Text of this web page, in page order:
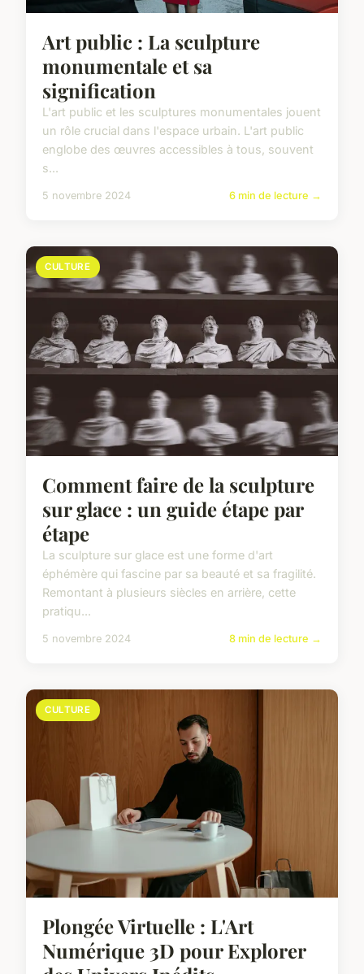
Art public : La sculpture
monumentale et sa
signification
L'art public et les sculptures monumentales jouent
un rôle crucial dans l'espace urbain. L'art public
englobe des œuvres accessibles à tous, souvent
s...
5 novembre 2024 6 min de lecture →
CULTURE
Comment faire de la sculpture
sur glace : un guide étape par
étape
La sculpture sur glace est une forme d'art
éphémère qui fascine par sa beauté et sa fragilité.
Remontant à plusieurs siècles en arrière, cette
pratiqu...
5 novembre 2024 8 min de lecture →
CULTURE
Plongée Virtuelle : L'Art
Numérique 3D pour Explorer